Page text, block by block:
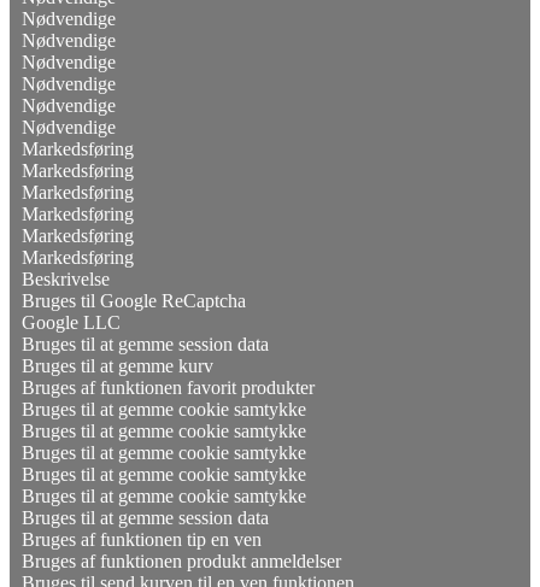
Nødvendige
Nødvendige
Nødvendige
Nødvendige
Nødvendige
Nødvendige
Markedsføring
Markedsføring
Markedsføring
Markedsføring
Markedsføring
Markedsføring
Beskrivelse
Bruges til Google ReCaptcha
Google LLC
Bruges til at gemme session data
Bruges til at gemme kurv
Bruges af funktionen favorit produkter
Bruges til at gemme cookie samtykke
Bruges til at gemme cookie samtykke
Bruges til at gemme cookie samtykke
Bruges til at gemme cookie samtykke
Bruges til at gemme cookie samtykke
Bruges til at gemme session data
Bruges af funktionen tip en ven
Bruges af funktionen produkt anmeldelser
Bruges til send kurven til en ven funktionen